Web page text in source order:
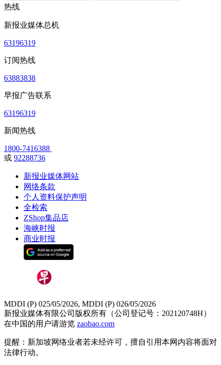
热线
新报业媒体总机
63196319
订阅热线
63883838
早报广告联系
63196319
新闻热线
1800-7416388
或 92288736
新报业媒体网站
网络条款
个人资料保护声明
全检索
ZShop集品店
海峡时报
商业时报
MDDI (P) 025/05/2026, MDDI (P) 026/05/2026
新报业媒体有限公司版权所有（公司登记号：202120748H）
在中国的用户请游览 zaobao.com
提醒：新加坡网络业者若未经许可，擅自引用本网内容将面对
法律行动。